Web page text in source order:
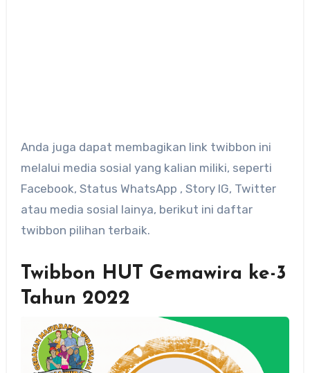
Anda juga dapat membagikan link twibbon ini
melalui media sosial yang kalian miliki, seperti
Facebook, Status WhatsApp , Story IG, Twitter
atau media sosial lainya, berikut ini daftar
twibbon pilihan terbaik.
Twibbon HUT Gemawira ke-3
Tahun 2022